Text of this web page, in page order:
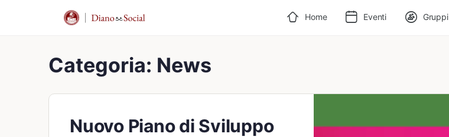
Home Eventi Gruppi
Categoria: News
Nuovo Piano di Sviluppo